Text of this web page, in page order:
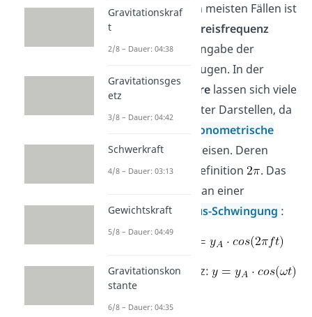
Du solltest in den meisten Fällen ist
die Angabe der
Kreisfrequenz
gegenüber der Angabe der
bevorzugen. In der
Schwingungslehrelassen sich viele
Formeln kompakter Darstellen, da
trigonometrische
Funktionen
aufweisen. Deren
Periodeist per Definition
. Das
siehst du bereits an einer
einfachenCosinus-Schwingung :
Mit Frequenz:
Mit Kreisfrequenz:
Gravitationskraf
t
2/8 – Dauer: 04:38
Gravitationsges
etz
3/8 – Dauer: 04:42
Schwerkraft
4/8 – Dauer: 03:13
Gewichtskraft
5/8 – Dauer: 04:49
Gravitationskon
stante
6/8 – Dauer: 04:35